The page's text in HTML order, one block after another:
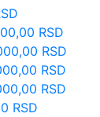
RSD
RSD
RSD
RSD
RSD